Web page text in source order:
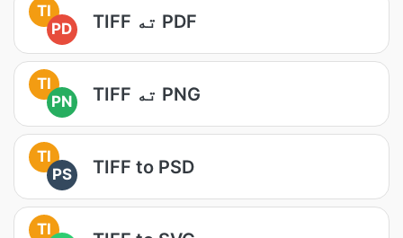
TI
PD
TIFF ته PDF
TI
PN
TIFF ته PNG
TI
PS
TIFF to PSD
TI